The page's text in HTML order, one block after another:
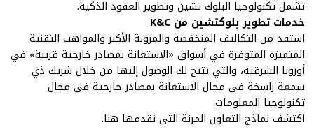
تشمل تكنولوجيا البلوك تشين وتطوير العقود الذكية.
خدمات تطوير بلوكتشين من K&C
استفد من التكاليف المنخفضة والمرونة الأكبر والمواهب التقنية
المتميزة المتوفرة في أسواق «الاستعانة بمصادر خارجية قريبة» في
أوروبا الشرقية، والتي يتيح لك الوصول إليها من خلال شريك ذي
سمعة راسخة في مجال الاستعانة بمصادر خارجية في مجال
تكنولوجيا المعلومات.
اكتشف نماذج التعاون المرنةالتي نقدمها هنا.